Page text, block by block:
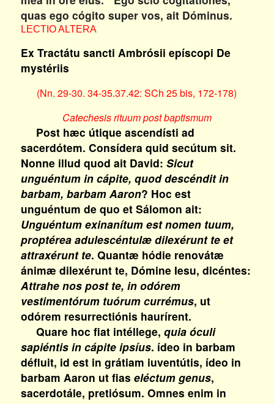
quas ego cógito super vos, ait Dóminus.
LECTIO ALTERA
Ex Tractátu sancti Ambrósii epíscopi De
mystériis
(Nn. 29-30. 34-35.37.42: SCh 25 bis, 172-178)
Catechesis rituum post baptismum
Post hæc útique ascendísti ad
sacerdótem. Consídera quid secútum sit.
Nonne illud quod ait David: Sicut
unguéntum in cápite, quod descéndit in
barbam, barbam Aaron? Hoc est
unguéntum de quo et Sálomon ait:
Unguéntum exinanítum est nomen tuum,
proptérea adulescéntulæ dilexérunt te et
attraxérunt te. Quantæ hódie renovátæ
ánimæ dilexérunt te, Dómine Iesu, dicéntes:
Attrahe nos post te, in odórem
vestimentórum tuórum currémus, ut
odórem resurrectiónis haurírent.
Quare hoc fiat intéllege, quia óculi
sapiéntis in cápite ipsíus. ídeo in barbam
défluit, id est in grátiam iuventútis, ídeo in
barbam Aaron ut fias eléctum genus,
sacerdotále, pretiósum. Omnes enim in